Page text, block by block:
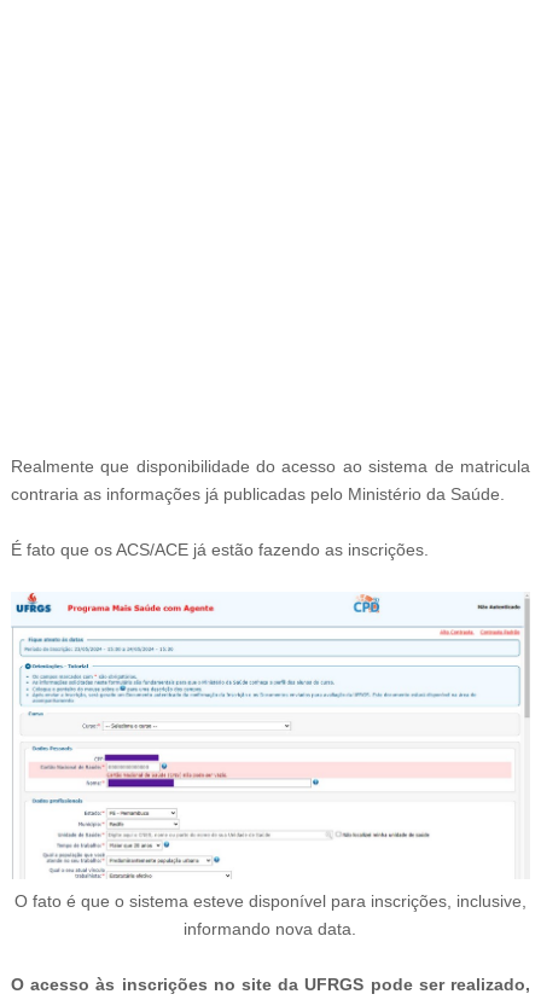
Realmente que disponibilidade do acesso ao sistema de matricula
contraria as informações já publicadas pelo Ministério da Saúde.
É fato que os ACS/ACE já estão fazendo as inscrições.
O fato é que o sistema esteve disponível para inscrições, inclusive,
informando nova data.
O acesso às inscrições no site da UFRGS pode ser realizado,